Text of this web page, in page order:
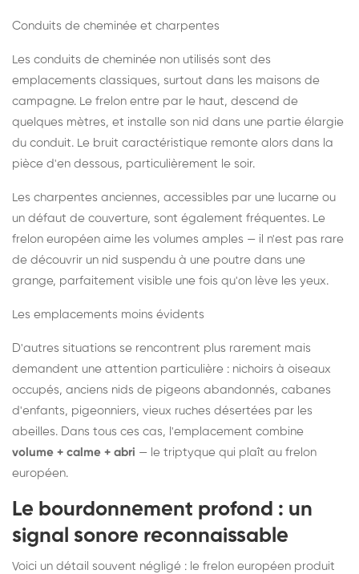
Conduits de cheminée et charpentes
Les conduits de cheminée non utilisés sont des
emplacements classiques, surtout dans les maisons de
campagne. Le frelon entre par le haut, descend de
quelques mètres, et installe son nid dans une partie élargie
du conduit. Le bruit caractéristique remonte alors dans la
pièce d'en dessous, particulièrement le soir.
Les charpentes anciennes, accessibles par une lucarne ou
un défaut de couverture, sont également fréquentes. Le
frelon européen aime les volumes amples — il n'est pas rare
de découvrir un nid suspendu à une poutre dans une
grange, parfaitement visible une fois qu'on lève les yeux.
Les emplacements moins évidents
D'autres situations se rencontrent plus rarement mais
demandent une attention particulière : nichoirs à oiseaux
occupés, anciens nids de pigeons abandonnés, cabanes
d'enfants, pigeonniers, vieux ruches désertées par les
abeilles. Dans tous ces cas, l'emplacement combine
volume + calme + abri — le triptyque qui plaît au frelon
européen.
Le bourdonnement profond : un
signal sonore reconnaissable
Voici un détail souvent négligé : le frelon européen produit